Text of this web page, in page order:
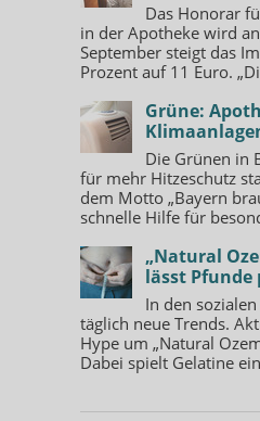
Das Honorar
in der Apotheke wird
September steigt das
Prozent auf 11 Euro.
Grüne:
Die Grünen in
für mehr Hitzeschutz
dem Motto „Bayern
schnelle Hilfe für
„Natural
lässt Pfunde
In den
täglich neue Trends.
Hype um „Natural
Dabei spielt Gelatine